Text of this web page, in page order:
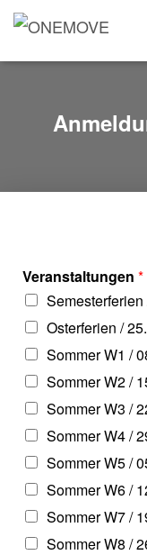
Veranstaltungen *
Osterferien /
Sommer W1 /
Sommer W2 /
Sommer W3 /
Sommer W4 /
Sommer W5 /
Sommer W6 /
Sommer W7 /
Sommer W8 /